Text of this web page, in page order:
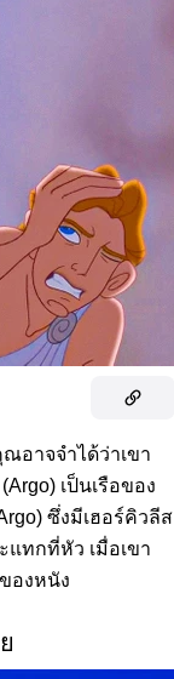
อาจจำได้ว่าเขา
เป็นเรือของ
ซึ่งมีเฮอร์คิวลีส
แทกที่หัว เมื่อเขา
องหนัง